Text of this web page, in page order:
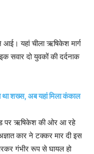
यहां चीला ऋषिकेश मार्ग
दो युवकों की दर्दनाक
था शख्स, अब यहां मिला कंकाल
पर ऋषिकेश की ओर आ रहे
कार ने टक्कर मार दी इस
गंभीर रूप से घायल हो